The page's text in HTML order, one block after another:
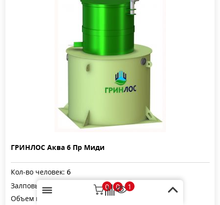
0 0 1
ГРИНЛОС Аква 6 Пр Миди
Кол-во человек: 6
Залповый сброс:
Объем переработки:
3 /сут